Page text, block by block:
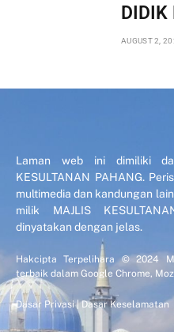
DIDIK
AUGUST 2,
Laman web ini dimiliki
KESULTANAN PAHANG.
multimedia dan kandungan
milik MAJLIS
dinyatakan dengan jelas.
Hakcipta Terpelihara © 2024
terbaik dalam Google Chrome,
Dasar Privasi|Dasar Keselamatan